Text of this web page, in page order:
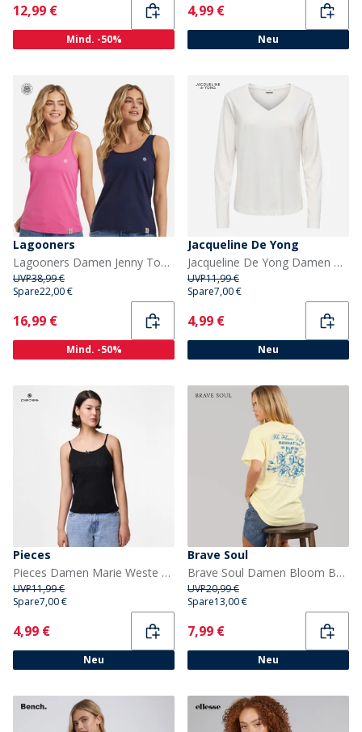
Current
12,99 €
Mind. -50%
Current
4,99 €
Neu
Lagooners
Lagooners Damen Jenny Tops Mehrfarbig
UVP38,99 €
Spare22,00 €
Current
16,99 €
Mind. -50%
Jacqueline De Yong
Jacqueline De Yong Damen Rex Langarm T Shirt Wolkenreiter
UVP11,99 €
Spare7,00 €
Current
4,99 €
Neu
Pieces
Pieces Damen Marie Weste Schwarz
UVP11,99 €
Spare7,00 €
Current
4,99 €
Neu
Brave Soul
Brave Soul Damen Bloom Bedrucktes T Shirt Gelb/Blau
UVP20,99 €
Spare13,00 €
Current
7,99 €
Neu